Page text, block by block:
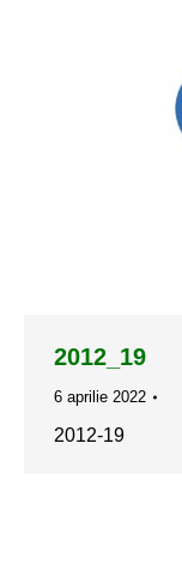
2012_19
6 aprilie 2022
2012-19